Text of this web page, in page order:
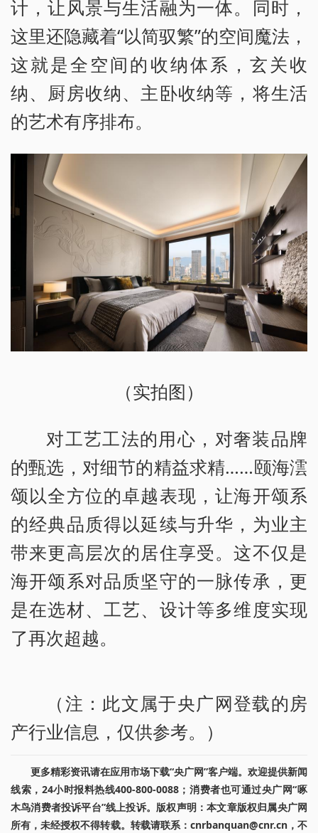
计，让风景与生活融为一体。同时，
这里还隐藏着“以简驭繁”的空间魔法，
这就是全空间的收纳体系，玄关收
纳、厨房收纳、主卧收纳等，将生活
的艺术有序排布。
（实拍图）
对工艺工法的用心，对奢装品牌
的甄选，对细节的精益求精……颐海澐
颂以全方位的卓越表现，让海开颂系
的经典品质得以延续与升华，为业主
带来更高层次的居住享受。这不仅是
海开颂系对品质坚守的一脉传承，更
是在选材、工艺、设计等多维度实现
了再次超越。
（注：此文属于央广网登载的房
产行业信息，仅供参考。）
更多精彩资讯请在应用市场下载“央广网”客户端。欢迎提供新闻
线索，24小时报料热线400-800-0088；消费者也可通过央广网“啄
木鸟消费者投诉平台”线上投诉。版权声明：本文章版权归属央广网
所有，未经授权不得转载。转载请联系：cnrbanquan@cnr.cn，不